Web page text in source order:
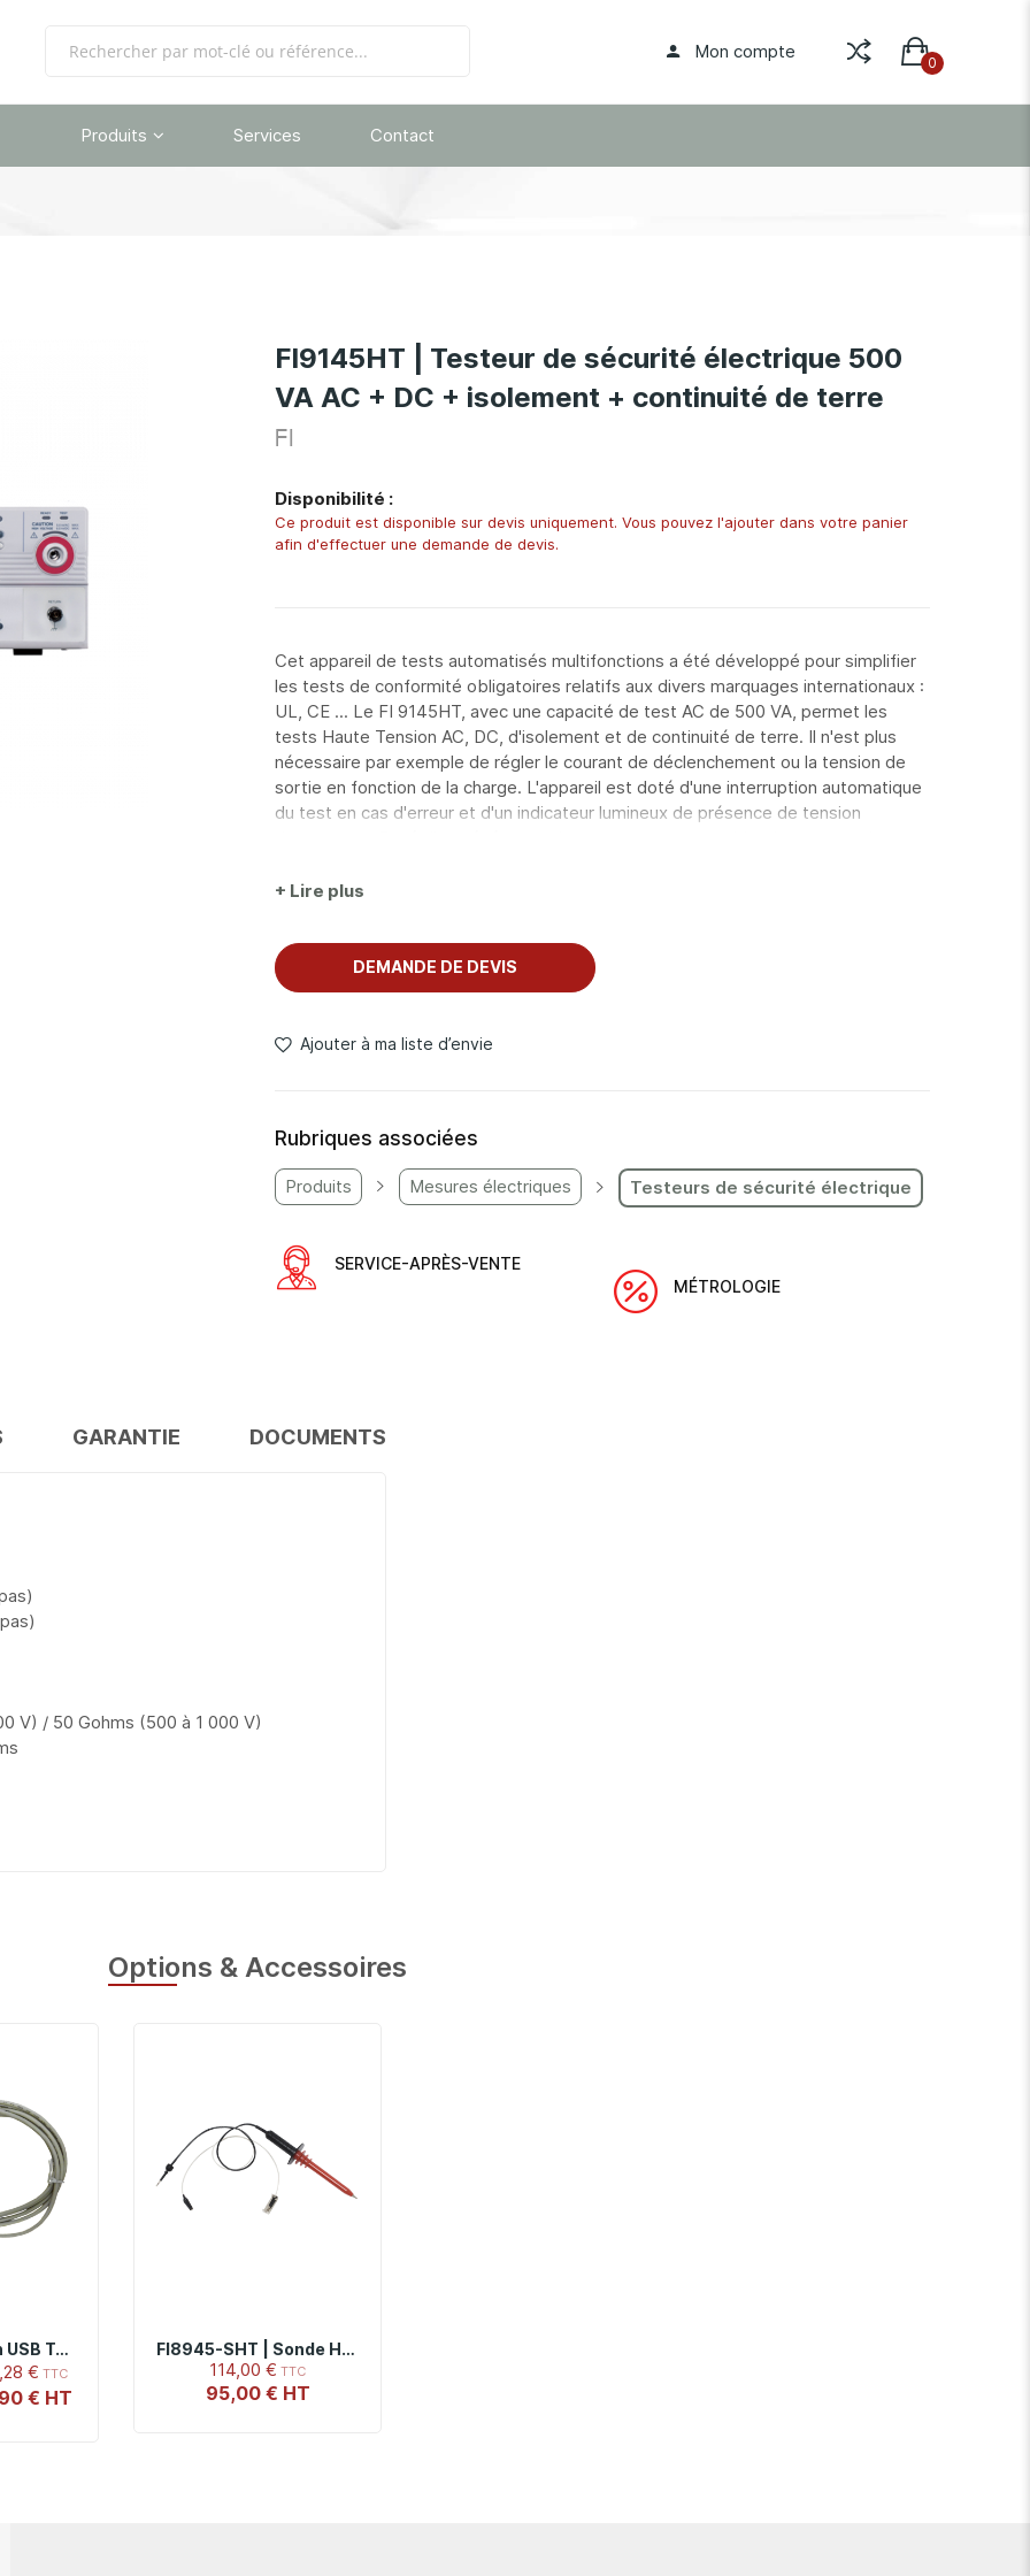
Mon compte
Produits Services Contact
FI9145HT | Testeur de sécurité électrique 500
VA AC + DC + isolement + continuité de terre
FI
Disponibilité :
Ce produit est disponible sur devis uniquement. Vous pouvez l'ajouter dans votre panier
afin d'effectuer une demande de devis.
Cet appareil de tests automatisés multifonctions a été développé pour simplifier
les tests de conformité obligatoires relatifs aux divers marquages internationaux :
UL, CE ... Le FI 9145HT, avec une capacité de test AC de 500 VA, permet les
tests Haute Tension AC, DC, d'isolement et de continuité de terre. Il n'est plus
nécessaire par exemple de régler le courant de déclenchement ou la tension de
sortie en fonction de la charge. L'appareil est doté d'une interruption automatique
du test en cas d'erreur et d'un indicateur lumineux de présence de tension
aussi la détection d'arcs électriques.
+ Lire plus
DEMANDE DE DEVIS
Ajouter à ma liste d’envie
Rubriques associées
Produits Mesures électriques Testeurs de sécurité électrique
SERVICE-APRÈS-VENTE
MÉTROLOGIE
GARANTIE DOCUMENTS
V) / 50 Gohms (500 à 1 000 V)
Options & Accessoires
AK672 | Cordon USB Type 2.0 AB De Longueur 2 M
€
€
FI8945-SHT | Sonde Haute Tension Pour FI 89x5, FI 90x5, FI 91x5
114,00 €
95,00 €